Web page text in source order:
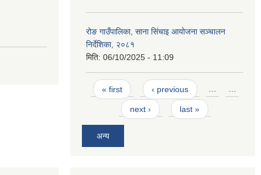
रोङ गाउँपालिका, साना सिंचाइ आयोजना सञ्चालन
निर्देशिका, २०८१
मिति: 06/10/2025 - 11:09
Pages
« first ‹ previous … …
next › last »
अन्य